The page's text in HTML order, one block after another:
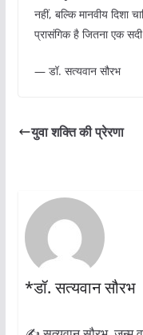
नहीं, बल्कि मानवीय दिशा
प्रासंगिक है जितना एक सदी
— डॉ. सत्यवान सौरभ
युवा शक्ति की प्रेरणा
*डॉ. सत्यवान सौरभ